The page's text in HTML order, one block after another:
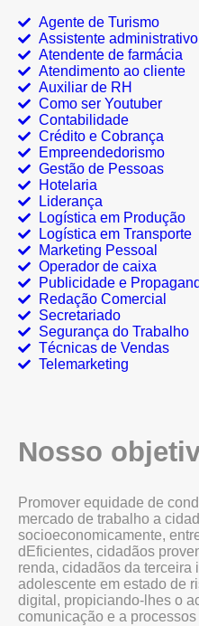
Agente de Turismo
Assistente administrativo
Atendente de farmácia
Atendimento ao cliente
Auxiliar de RH
Como ser Youtuber
Contabilidade
Crédito e Cobrança
Empreendedorismo
Gestão de Pessoas
Hotelaria
Liderança
Logística em Produção
Logística em Transporte
Marketing Pessoal
Operador de caixa
Publicidade e
Redação Comercial
Secretariado
Segurança do Trabalho
Técnicas de Vendas
Telemarketing
Nosso
Promover equidade de
mercado de trabalho a
socioeconomicamente,
dEficientes, cidadãos
renda, cidadãos da terceira
adolescente em estado de
digital, propiciando-lhes o
comunicação e a